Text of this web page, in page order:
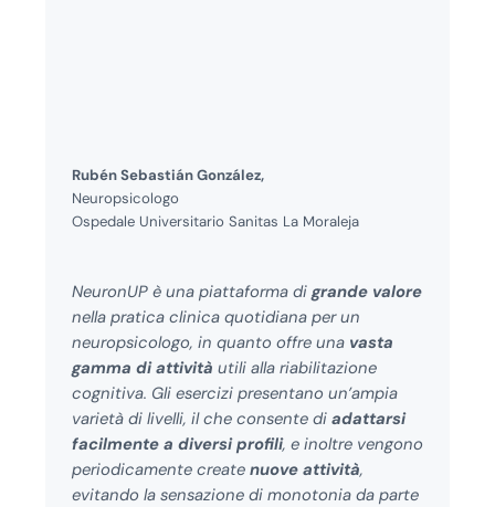
Rubén Sebastián González,
Neuropsicologo
Ospedale Universitario Sanitas La Moraleja
NeuronUP è una piattaforma di grande valore
nella pratica clinica quotidiana per un
neuropsicologo, in quanto offre una vasta
gamma di attività utili alla riabilitazione
cognitiva. Gli esercizi presentano un’ampia
varietà di livelli, il che consente di adattarsi
facilmente a diversi profili, e inoltre vengono
periodicamente create nuove attività,
evitando la sensazione di monotonia da parte